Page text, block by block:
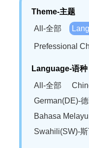
Theme-主题
All-全部
Prefessional
Language-语种
All-全部
German(DE)-
Bahasa
Swahili(SW)-